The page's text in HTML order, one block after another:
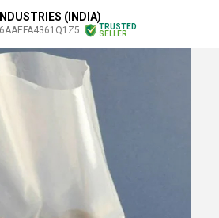
(INDIA)
TRUSTED
SELLER